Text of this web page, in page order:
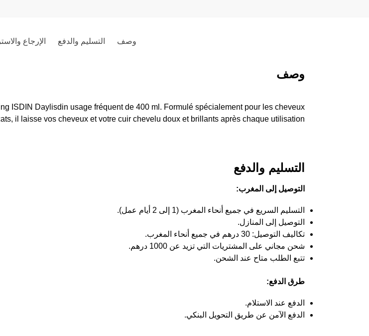
وصف التسليم والدفع الإرجاع
وصف
ISDIN Daylisdin usage fréquent de 400 ml. Formulé spécialement pour les cheveux
il laisse vos cheveux et votre cuir chevelu doux et brillants après chaque utilisation.
التسليم والدفع
التوصيل إلى المغرب:
التسليم السريع في جميع أنحاء المغرب (1 إلى 2 أيام عمل).
التوصيل إلى المنازل.
تكاليف التوصيل: 30 درهم في جميع أنحاء المغرب.
شحن مجاني على المشتريات التي تزيد عن 1000 درهم.
تتبع الطلب متاح عند الشحن.
طرق الدفع:
الدفع عند الاستلام.
الدفع الآمن عن طريق التحويل البنكي.